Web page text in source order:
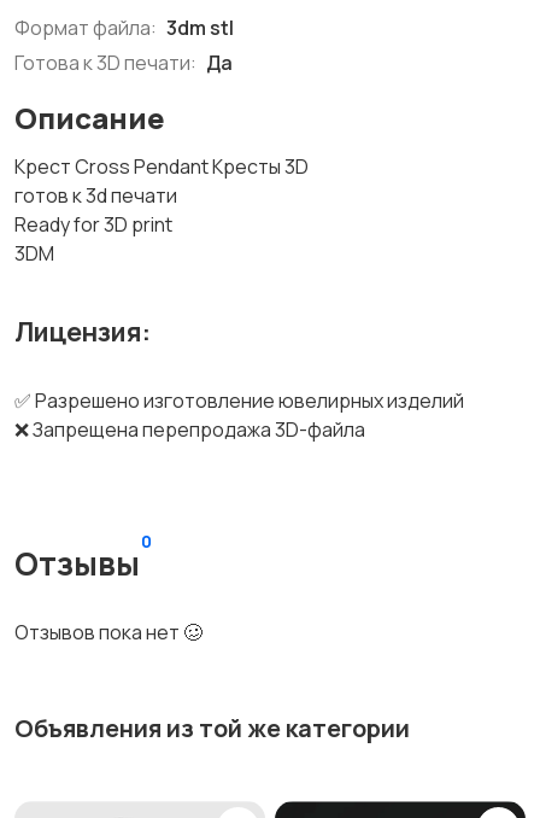
Формат файла: 3dm stl
Готова к 3D печати: Да
Описание
Крест Cross Pendant Кресты 3D
готов к 3d печати
Ready for 3D print
3DM
Лицензия:
✅ Разрешено изготовление ювелирных изделий
❌ Запрещена перепродажа 3D-файла
Отзывы
0
Отзывов пока нет 🥴
Объявления из той же категории